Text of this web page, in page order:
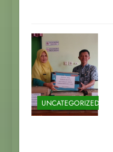
UNCATEGORIZED